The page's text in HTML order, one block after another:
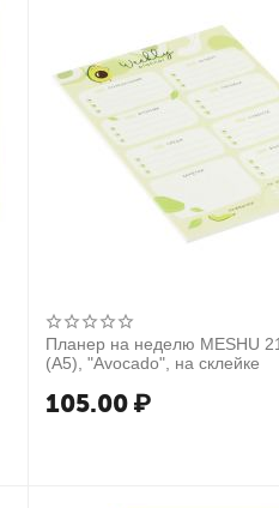
Планер на неделю MESHU
(А5), "Avocado", на склейке
105.00 ₽